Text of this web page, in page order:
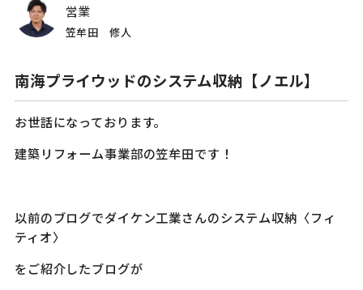
営業
笠牟田 修人
南海プライウッドのシステム収納【ノエル】
お世話になっております。
建築リフォーム事業部の笠牟田です！
以前のブログでダイケン工業さんのシステム収納〈フィ
ティオ〉
をご紹介したブログが